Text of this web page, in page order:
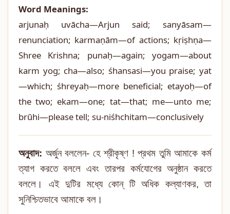
Word Meanings:
arjunaḥ uvācha—Arjun said; sanyāsam—
renunciation; karmaṇām—of actions; kṛiṣhṇa—
Shree Krishna; punaḥ—again; yogam—about
karm yog; cha—also; śhansasi—you praise; yat
—which; śhreyaḥ—more beneficial; etayoḥ—of
the two; ekam—one; tat—that; me—unto me;
brūhi—please tell; su-niśhchitam—conclusively
অনুবাদ: অর্জুন বললেন- হে শ্রীকৃষ্ণ ! প্রথম তুমি আমাকে কর্ম
ত্যাগ করতে বললে এবং তারপর কর্মযোগের অনুষ্ঠান করতে
বললে। এই দুটির মধ্যে কোন্ টি অধিক কল্যাণকর, তা
সুনিশ্চিতভাবে আমাকে বল।